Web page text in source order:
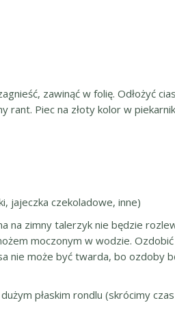
zawinąć w folię. Odłożyć
Piec na złoty kolor w
jajeczka czekoladowe, inne)
na zimny talerzyk nie będzie
moczonym w wodzie.
może być twarda, bo ozdoby
płaskim rondlu (skrócimy